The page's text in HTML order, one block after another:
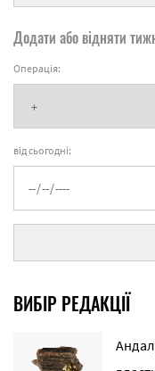
Додати або відняти
Операція:
від сьогодні:
ВИБІР РЕДАКЦІЇ